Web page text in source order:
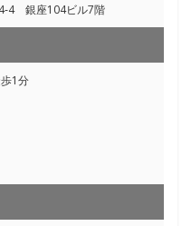
銀座104ビル7階
1分